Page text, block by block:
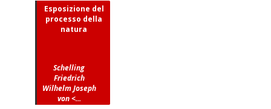
Esposizione del
processo della
natura
Schelling
Friedrich
Wilhelm Joseph
von <...